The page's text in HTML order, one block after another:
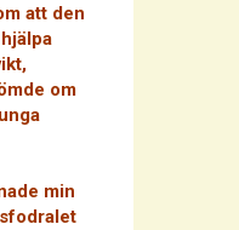
att den
om
min